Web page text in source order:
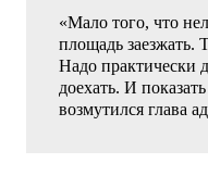
«Мало того, что
площадь заезжать.
Надо практически
доехать. И
возмутился глава